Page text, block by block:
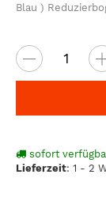
Blau )
sofort
Lieferzeit: 1 - 2